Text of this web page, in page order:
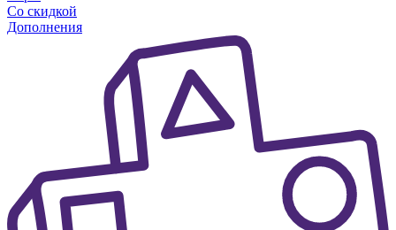
Со скидкой
Дополнения